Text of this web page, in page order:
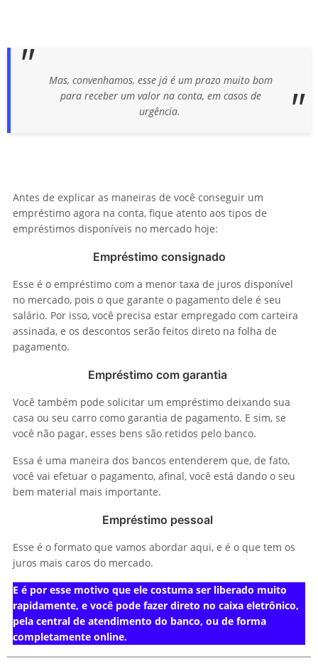
Mas, convenhamos, esse já é um prazo muito bom
para receber um valor na conta, em casos de
urgência.
Antes de explicar as maneiras de você conseguir um
empréstimo agora na conta, fique atento aos tipos de
empréstimos disponíveis no mercado hoje:
Empréstimo consignado
Esse é o empréstimo com a menor taxa de juros disponível
no mercado, pois o que garante o pagamento dele é seu
salário. Por isso, você precisa estar empregado com carteira
assinada, e os descontos serão feitos direto na folha de
pagamento.
Empréstimo com garantia
Você também pode solicitar um empréstimo deixando sua
casa ou seu carro como garantia de pagamento. E sim, se
você não pagar, esses bens são retidos pelo banco.
Essa é uma maneira dos bancos entenderem que, de fato,
você vai efetuar o pagamento, afinal, você está dando o seu
bem material mais importante.
Empréstimo pessoal
Esse é o formato que vamos abordar aqui, e é o que tem os
juros mais caros do mercado.
E é por esse motivo que ele costuma ser liberado muito
rapidamente, e você pode fazer direto no caixa eletrônico,
pela central de atendimento do banco, ou de forma
completamente online.